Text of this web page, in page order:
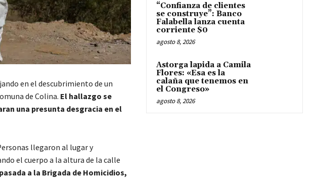
en el descubrimiento de un
de Colina. El hallazgo se
una presunta desgracia en el
llegaron al lugar y
el cuerpo a la altura de la calle
a la Brigada de Homicidios,
“Confianza de clientes
se construye”: Banco
Falabella lanza cuenta
corriente $0
agosto 8, 2026
Astorga lapida a Camila
Flores: «Esa es la
calaña que tenemos en
el Congreso»
agosto 8, 2026